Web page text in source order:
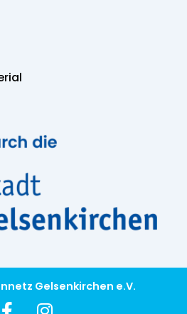
Gelsenkirchen e.V.